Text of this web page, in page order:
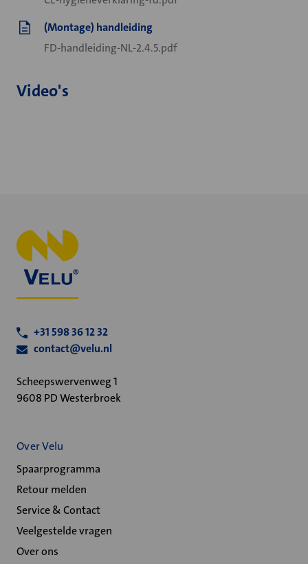
(Montage) handleiding
FD-handleiding-NL-2.4.5.pdf
Video's
+31 598 36 12 32
contact@velu.nl
Scheepswervenweg 1
9608 PD Westerbroek
Over Velu
Spaarprogramma
Retour melden
Service & Contact
Veelgestelde vragen
Over ons